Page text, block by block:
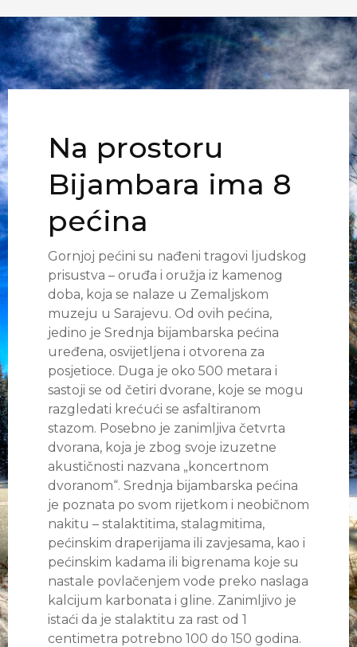
Na prostoru
Bijambara ima 8
pećina
Gornjoj pećini su nađeni tragovi ljudskog
prisustva – oruđa i oružja iz kamenog
doba, koja se nalaze u Zemaljskom
muzeju u Sarajevu. Od ovih pećina,
jedino je Srednja bijambarska pećina
uređena, osvijetljena i otvorena za
posjetioce. Duga je oko 500 metara i
sastoji se od četiri dvorane, koje se mogu
razgledati krećući se asfaltiranom
stazom. Posebno je zanimljiva četvrta
dvorana, koja je zbog svoje izuzetne
akustičnosti nazvana „koncertnom
dvoranom“. Srednja bijambarska pećina
je poznata po svom rijetkom i neobičnom
nakitu – stalaktitima, stalagmitima,
pećinskim draperijama ili zavjesama, kao i
pećinskim kadama ili bigrenama koje su
nastale povlačenjem vode preko naslaga
kalcijum karbonata i gline. Zanimljivo je
istaći da je stalaktitu za rast od 1
centimetra potrebno 100 do 150 godina.